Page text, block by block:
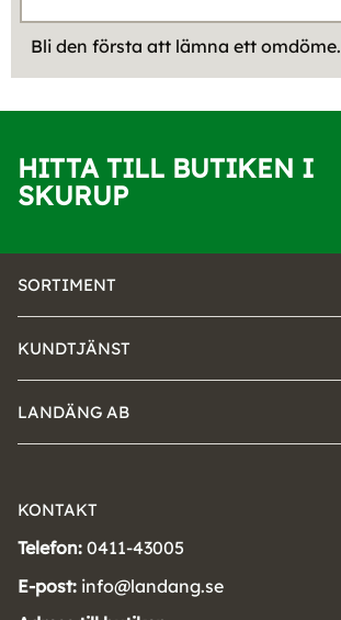
Bli den första att lämna ett omdöme.
HITTA TILL BUTIKEN I
SKURUP
SORTIMENT
KUNDTJÄNST
LANDÄNG AB
KONTAKT
Telefon: 0411-43005
E-post: info@landang.se